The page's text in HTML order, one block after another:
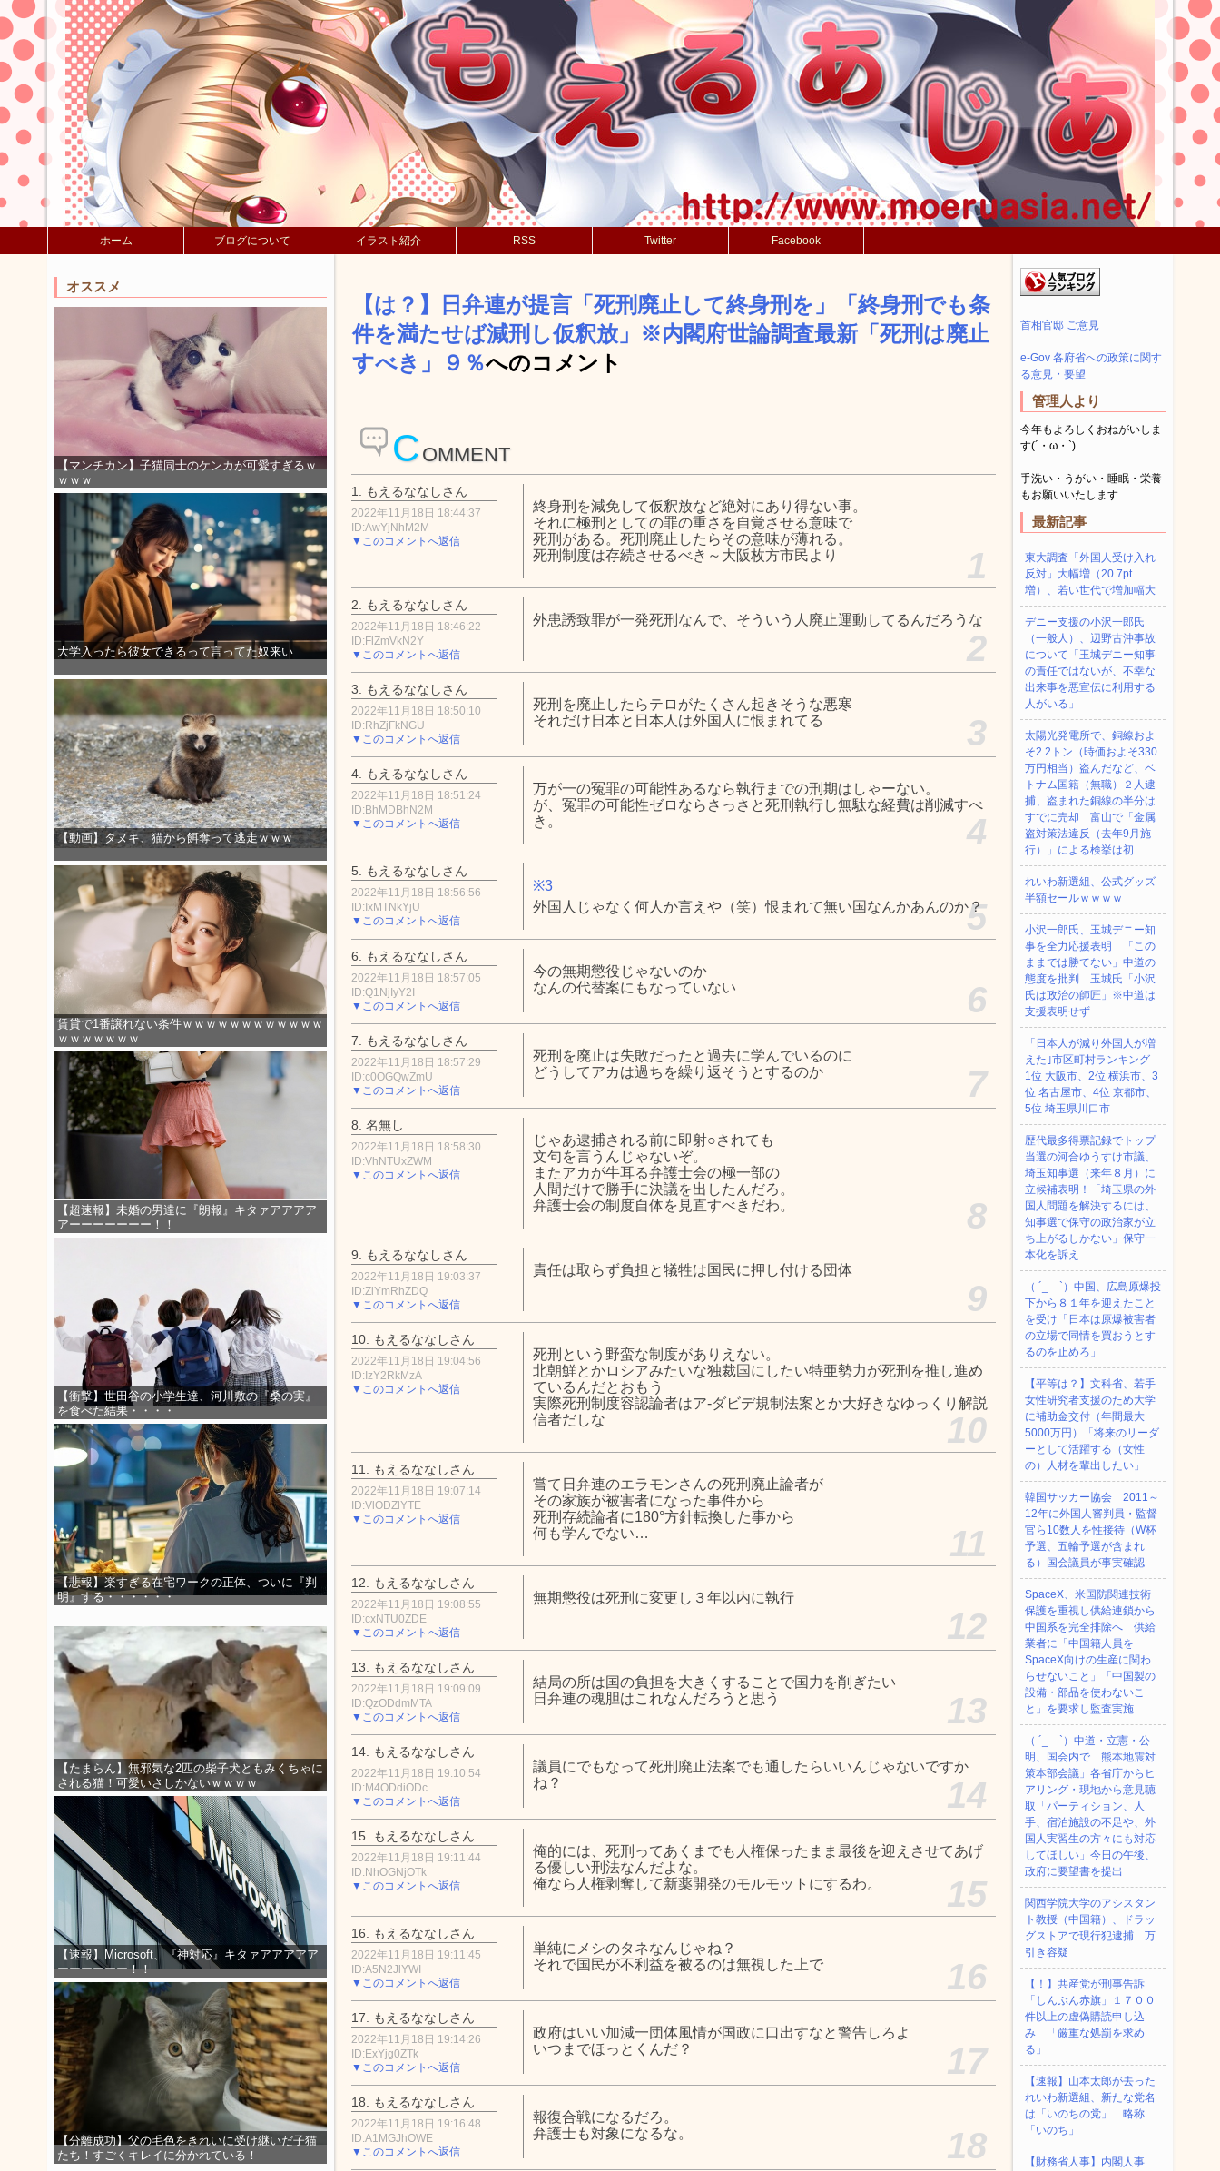
ホーム ブログについて イラスト紹介 RSS Twitter Facebook
オススメ
【マンチカン】子猫同士のケンカが可愛すぎるｗ
ｗｗｗ
大学入ったら彼女できるって言ってた奴来い
【動画】タヌキ、猫から餌奪って逃走ｗｗｗ
賃貸で1番譲れない条件ｗｗｗｗｗｗｗｗｗｗｗｗ
ｗｗｗｗｗｗｗ
【超速報】未婚の男達に『朗報』キタァアアアア
アーーーーーーー！！
【衝撃】世田谷の小学生達、河川敷の『桑の実』
を食べた結果・・・・
【悲報】楽すぎる在宅ワークの正体、ついに『判
明』する・・・・・・
【たまらん】無邪気な2匹の柴子犬ともみくちゃに
される猫！可愛いさしかないｗｗｗｗ
【速報】Microsoft、『神対応』キタァアアアアア
ーーーーーー！！
【分離成功】父の毛色をきれいに受け継いだ子猫
たち！すごくキレイに分かれている！
【は？】日弁連が提言「死刑廃止して終身刑を」「終身刑でも条
件を満たせば減刑し仮釈放」※内閣府世論調査最新「死刑は廃止
すべき」９％へのコメント
C OMMENT
1. もえるななしさん
2022年11月18日 18:44:37
ID:AwYjNhM2M
▼このコメントへ返信
終身刑を減免して仮釈放など絶対にあり得ない事。
それに極刑としての罪の重さを自覚させる意味で
死刑がある。死刑廃止したらその意味が薄れる。
死刑制度は存続させるべき～大阪枚方市民より
1
2. もえるななしさん
2022年11月18日 18:46:22
ID:FlZmVkN2Y
▼このコメントへ返信
外患誘致罪が一発死刑なんで、そういう人廃止運動してるんだろうな
2
3. もえるななしさん
2022年11月18日 18:50:10
ID:RhZjFkNGU
▼このコメントへ返信
死刑を廃止したらテロがたくさん起きそうな悪寒
それだけ日本と日本人は外国人に恨まれてる
3
4. もえるななしさん
2022年11月18日 18:51:24
ID:BhMDBhN2M
▼このコメントへ返信
万が一の冤罪の可能性あるなら執行までの刑期はしゃーない。
が、冤罪の可能性ゼロならさっさと死刑執行し無駄な経費は削減すべ
き。
4
5. もえるななしさん
2022年11月18日 18:56:56
ID:IxMTNkYjU
▼このコメントへ返信
※3
外国人じゃなく何人か言えや（笑）恨まれて無い国なんかあんのか？
5
6. もえるななしさん
2022年11月18日 18:57:05
ID:Q1NjIyY2I
▼このコメントへ返信
今の無期懲役じゃないのか
なんの代替案にもなっていない
6
7. もえるななしさん
2022年11月18日 18:57:29
ID:c0OGQwZmU
▼このコメントへ返信
死刑を廃止は失敗だったと過去に学んでいるのに
どうしてアカは過ちを繰り返そうとするのか
7
8. 名無し
2022年11月18日 18:58:30
ID:VhNTUxZWM
▼このコメントへ返信
じゃあ逮捕される前に即射○されても
文句を言うんじゃないぞ。
またアカが牛耳る弁護士会の極一部の
人間だけで勝手に決議を出したんだろ。
弁護士会の制度自体を見直すべきだわ。
8
9. もえるななしさん
2022年11月18日 19:03:37
ID:ZlYmRhZDQ
▼このコメントへ返信
責任は取らず負担と犠牲は国民に押し付ける団体
9
10. もえるななしさん
2022年11月18日 19:04:56
ID:IzY2RkMzA
▼このコメントへ返信
死刑という野蛮な制度がありえない。
北朝鮮とかロシアみたいな独裁国にしたい特亜勢力が死刑を推し進め
ているんだとおもう
実際死刑制度容認論者はア-ダビデ規制法案とか大好きなゆっくり解説
信者だしな
10
11. もえるななしさん
2022年11月18日 19:07:14
ID:VlODZlYTE
▼このコメントへ返信
嘗て日弁連のエラモンさんの死刑廃止論者が
その家族が被害者になった事件から
死刑存続論者に180°方針転換した事から
何も学んでない…
11
12. もえるななしさん
2022年11月18日 19:08:55
ID:cxNTU0ZDE
▼このコメントへ返信
無期懲役は死刑に変更し３年以内に執行
12
13. もえるななしさん
2022年11月18日 19:09:09
ID:QzODdmMTA
▼このコメントへ返信
結局の所は国の負担を大きくすることで国力を削ぎたい
日弁連の魂胆はこれなんだろうと思う
13
14. もえるななしさん
2022年11月18日 19:10:54
ID:M4ODdiODc
▼このコメントへ返信
議員にでもなって死刑廃止法案でも通したらいいんじゃないですか
ね？
14
15. もえるななしさん
2022年11月18日 19:11:44
ID:NhOGNjOTk
▼このコメントへ返信
俺的には、死刑ってあくまでも人権保ったまま最後を迎えさせてあげ
る優しい刑法なんだよな。
俺なら人権剥奪して新薬開発のモルモットにするわ。
15
16. もえるななしさん
2022年11月18日 19:11:45
ID:A5N2JlYWI
▼このコメントへ返信
単純にメシのタネなんじゃね？
それで国民が不利益を被るのは無視した上で
16
17. もえるななしさん
2022年11月18日 19:14:26
ID:ExYjg0ZTk
▼このコメントへ返信
政府はいい加減一団体風情が国政に口出すなと警告しろよ
いつまでほっとくんだ？
17
18. もえるななしさん
2022年11月18日 19:16:48
ID:A1MGJhOWE
▼このコメントへ返信
報復合戦になるだろ。
弁護士も対象になるな。
18
首相官邸 ご意見
e-Gov 各府省への政策に関す
る意見・要望
管理人より
今年もよろしくおねがいしま
す(´・ω・`)
手洗い・うがい・睡眠・栄養
もお願いいたします
最新記事
東大調査「外国人受け入れ
反対」大幅増（20.7pt
増）、若い世代で増加幅大
デニー支援の小沢一郎氏
（一般人）、辺野古沖事故
について「玉城デニー知事
の責任ではないが、不幸な
出来事を悪宣伝に利用する
人がいる」
太陽光発電所で、銅線およ
そ2.2トン（時価およそ330
万円相当）盗んだなど、ベ
トナム国籍（無職）２人逮
捕、盗まれた銅線の半分は
すでに売却 富山で「金属
盗対策法違反（去年9月施
行）」による検挙は初
れいわ新選組、公式グッズ
半額セールｗｗｗｗ
小沢一郎氏、玉城デニー知
事を全力応援表明 「この
ままでは勝てない」中道の
態度を批判 玉城氏「小沢
氏は政治の師匠」※中道は
支援表明せず
「日本人が減り外国人が増
えた｣市区町村ランキング
1位 大阪市、2位 横浜市、3
位 名古屋市、4位 京都市、
5位 埼玉県川口市
歴代最多得票記録でトップ
当選の河合ゆうすけ市議、
埼玉知事選（来年８月）に
立候補表明！「埼玉県の外
国人問題を解決するには、
知事選で保守の政治家が立
ち上がるしかない」保守一
本化を訴え
（ ´_ゝ`）中国、広島原爆投
下から８１年を迎えたこと
を受け「日本は原爆被害者
の立場で同情を買おうとす
るのを止めろ」
【平等は？】文科省、若手
女性研究者支援のため大学
に補助金交付（年間最大
5000万円）「将来のリーダ
ーとして活躍する（女性
の）人材を輩出したい」
韓国サッカー協会 2011～
12年に外国人審判員・監督
官ら10数人を性接待（W杯
予選、五輪予選が含まれ
る）国会議員が事実確認
SpaceX、米国防関連技術
保護を重視し供給連鎖から
中国系を完全排除へ 供給
業者に「中国籍人員を
SpaceX向けの生産に関わ
らせないこと」「中国製の
設備・部品を使わないこ
と」を要求し監査実施
（ ´_ゝ`）中道・立憲・公
明、国会内で「熊本地震対
策本部会議」各省庁からヒ
アリング・現地から意見聴
取「パーティション、人
手、宿泊施設の不足や、外
国人実習生の方々にも対応
してほしい」今日の午後、
政府に要望書を提出
関西学院大学のアシスタン
ト教授（中国籍）、ドラッ
グストアで現行犯逮捕 万
引き容疑
【！】共産党が刑事告訴
「しんぶん赤旗」１７００
件以上の虚偽購読申し込
み 「厳重な処罰を求め
る」
【速報】山本太郎が去った
れいわ新選組、新たな党名
は「いのちの党」 略称
「いのち」
【財務省人事】内閣人事